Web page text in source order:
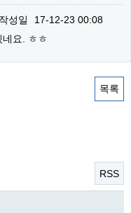
작성일
17-12-23 00:08
요. ㅎㅎ
목록
RSS